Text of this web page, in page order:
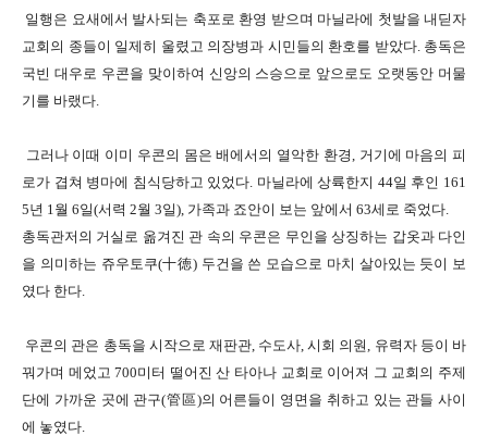
일행은 요새에서 발사되는 축포로 환영 받으며 마닐라에 첫발을 내딛자
교회의 종들이 일제히 울렸고 의장병과 시민들의 환호를 받았다. 총독은
국빈 대우로 우콘을 맞이하여 신앙의 스승으로 앞으로도 오랫동안 머물
기를 바랬다
그러나 이때 이미 우콘의 몸은 배에서의 열악한 환경
거기에 마음의 피
로가 겹쳐 병마에 침식당하고 있었다 마닐라에 상륙한지 44일 후인 161
5년 1 월 6일(서력 2월 3일), 가족과 죠안이 보는 앞에서 63세로 죽었다
총독관저의 거실로 옮겨진 관 속의 우콘은 무인을 상징하는 갑옷과 다인
을 의미하는 쥬우토쿠(十徳) 두건을 쓴 모습으로 마치 살아있는 듯이 보
였다 한다
우콘의 관은 총독을 시작으로 재판관, 수도사 ,시회 의원
유력자 등이 바
꿔가며 메었고 700미터 떨어진 산 타아나 교회로 이어져 그 교회의 주제
단에 가까운 곳에 관구(管區)의 어른들이 영면을 취하고 있는 관들 사이
에 놓였다